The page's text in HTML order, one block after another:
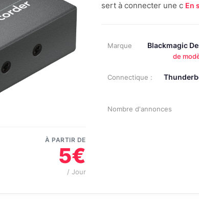
À PARTIR DE
5€
/ Jour
sert à connecter une c En
Marque Blackmagic
de
Connectique :
Nombre d'annonces